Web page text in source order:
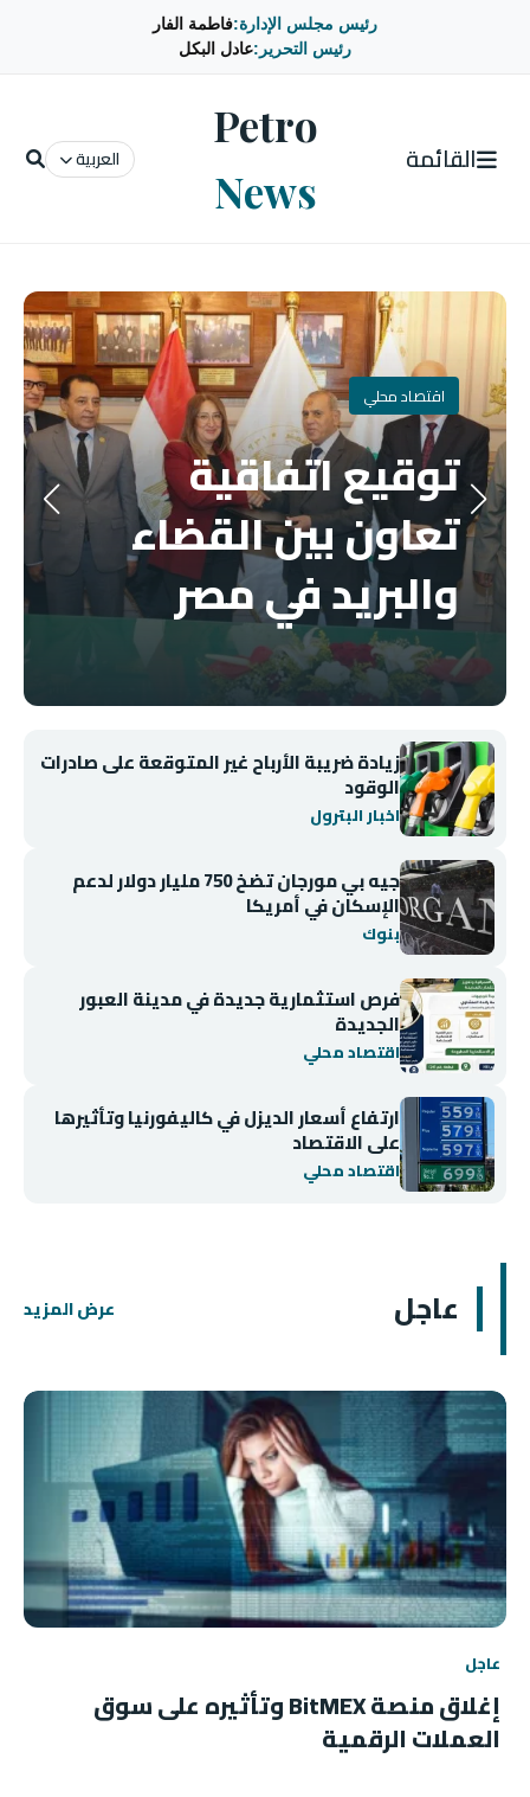
رئيس مجلس الإدارة:فاطمة الفار
رئيس التحرير:عادل البكل
القائمة
Petro
News
العربية
اقتصاد محلي
توقيع اتفاقية
تعاون بين القضاء
والبريد في مصر
زيادة ضريبة الأرباح غير المتوقعة على صادرات
الوقود
اخبار البترول
جيه بي مورجان تضخ 750 مليار دولار لدعم
الإسكان في أمريكا
بنوك
فرص استثمارية جديدة في مدينة العبور
الجديدة
اقتصاد محلي
ارتفاع أسعار الديزل في كاليفورنيا وتأثيرها
على الاقتصاد
اقتصاد محلي
عاجل عرض المزيد
عاجل
إغلاق منصة BitMEX وتأثيره على سوق
العملات الرقمية